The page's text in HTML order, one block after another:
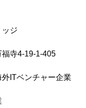
ジ
寺4-19-1-405
ITベンチャー企業